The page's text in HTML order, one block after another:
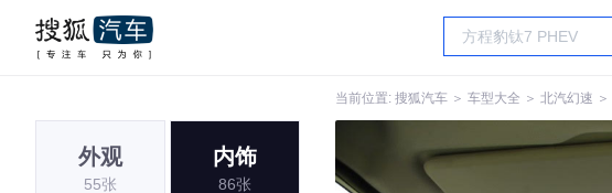
当前位置: 搜狐汽车 ＞ 车型大全 ＞ 北汽幻速 ＞
外观
55张
内饰
86张